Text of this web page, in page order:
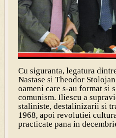
Cu siguranta, legatura
Nastase si Theodor
oameni care s-au format si
comunism. Iliescu a
staliniste, destalinizarii si
1968, apoi revolutiei
practicate pana in